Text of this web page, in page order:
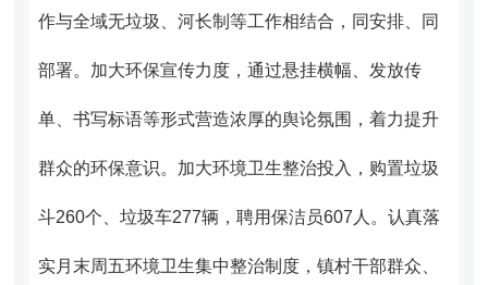
作与全域无垃圾、河长制等工作相结合，同安排、同
部署。加大环保宣传力度，通过悬挂横幅、发放传
单、书写标语等形式营造浓厚的舆论氛围，着力提升
群众的环保意识。加大环境卫生整治投入，购置垃圾
斗260个、垃圾车277辆，聘用保洁员607人。认真落
实月末周五环境卫生集中整治制度，镇村干部群众、